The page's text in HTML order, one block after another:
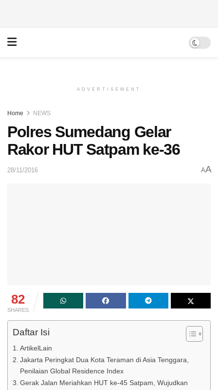
ADVERTISEMENT
Home NEWS
Polres Sumedang Gelar
Rakor HUT Satpam ke-36
28/11/2016 AA
82
SHARES
Daftar Isi
ArtikelLain
Jakarta Peringkat Dua Kota Teraman di Asia Tenggara,
Penilaian Global Residence Index
Gerak Jalan Meriahkan HUT ke-45 Satpam, Wujudkan